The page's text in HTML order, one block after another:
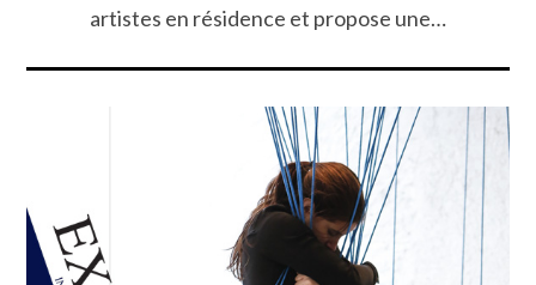
artistes en résidence et propose une…